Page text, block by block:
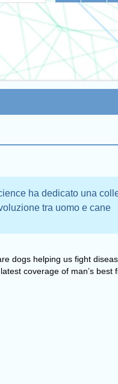
ha dedicato una
tra uomo e cane
dogs helping us fight
latest coverage of man’s best